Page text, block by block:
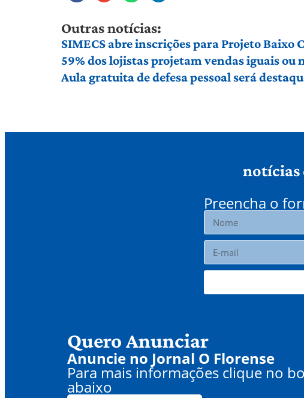
Outras notícias:
SIMECS abre inscrições para Projeto
59% dos lojistas projetam vendas iguais ou
Aula gratuita de defesa pessoal será
notícias
Preencha o
Quero Anunciar
Anuncie no Jornal O Florense
Para mais informações clique no
abaixo